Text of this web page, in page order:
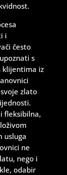
i
često
s
klijentima iz
zlato
fleksibilna,
usluga
ne
nego i
odabir